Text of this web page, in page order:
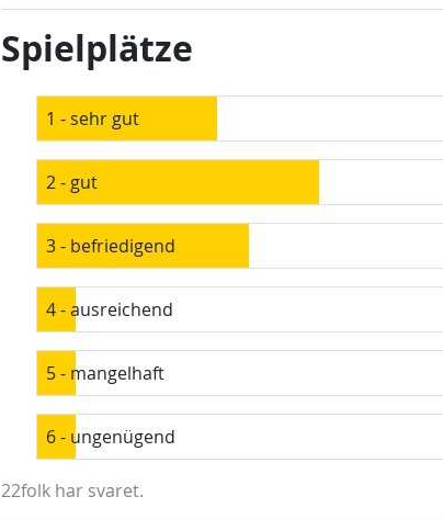
Spielplätze
1 - sehr gut
2 - gut
3 - befriedigend
4 - ausreichend
5 - mangelhaft
6 - ungenügend
22folk har svaret.